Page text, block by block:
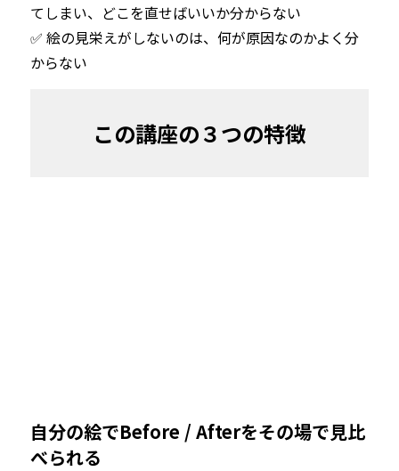
てしまい、どこを直せばいいか分からない
✅ 絵の見栄えがしないのは、何が原因なのかよく分
からない
この講座の３つの特徴
自分の絵でBefore / Afterをその場で見比
べられる